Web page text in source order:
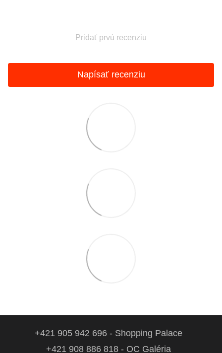
Pridať prvú recenziu
Napísať recenziu
+421 905 942 696 - Shopping Palace
+421 908 886 818 - OC Galéria